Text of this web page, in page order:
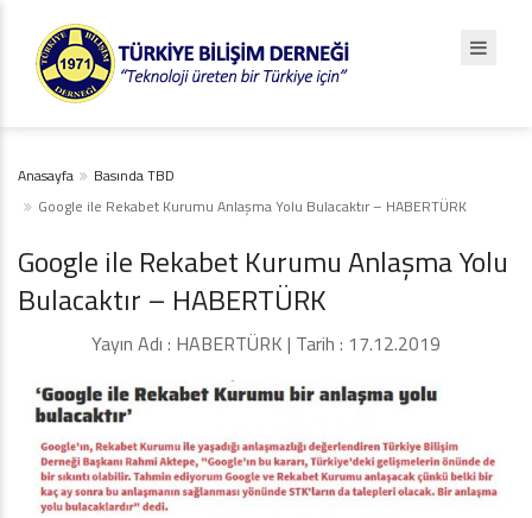
Anasayfa
Basında TBD
Google ile Rekabet Kurumu Anlaşma Yolu Bulacaktır – HABERTÜRK
Google ile Rekabet Kurumu Anlaşma Yolu
Bulacaktır – HABERTÜRK
Yayın Adı : HABERTÜRK | Tarih : 17.12.2019